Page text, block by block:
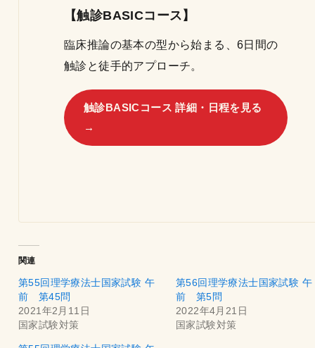
【触診BASICコース】
臨床推論の基本の型から始まる、6日間の
触診と徒手的アプローチ。
触診BASICコース 詳細・日程を見る
→
関連
第55回理学療法士国家試験 午
前 第45問
2021年2月11日
国家試験対策
第56回理学療法士国家試験 午
前 第5問
2022年4月21日
国家試験対策